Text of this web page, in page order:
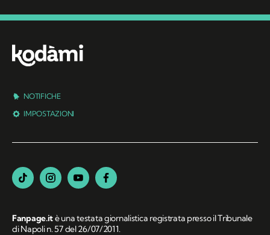
NOTIFICHE
IMPOSTAZIONI
Fanpage.itè una testata giornalistica registrata presso il Tribunale
di Napoli n. 57 del 26/07/2011.